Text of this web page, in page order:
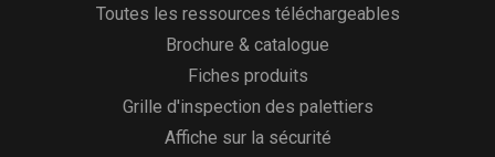
Toutes les ressources téléchargeables
Brochure & catalogue
Fiches produits
Grille d'inspection des palettiers
Affiche sur la sécurité